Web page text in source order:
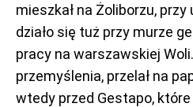
mieszkał na Żoliborzu,
działo się tuż przy murze
pracy na warszawskiej
przemyślenia, przelał na
wtedy przed Gestapo, które